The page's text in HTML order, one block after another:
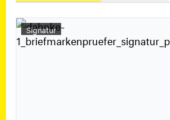
Signatur